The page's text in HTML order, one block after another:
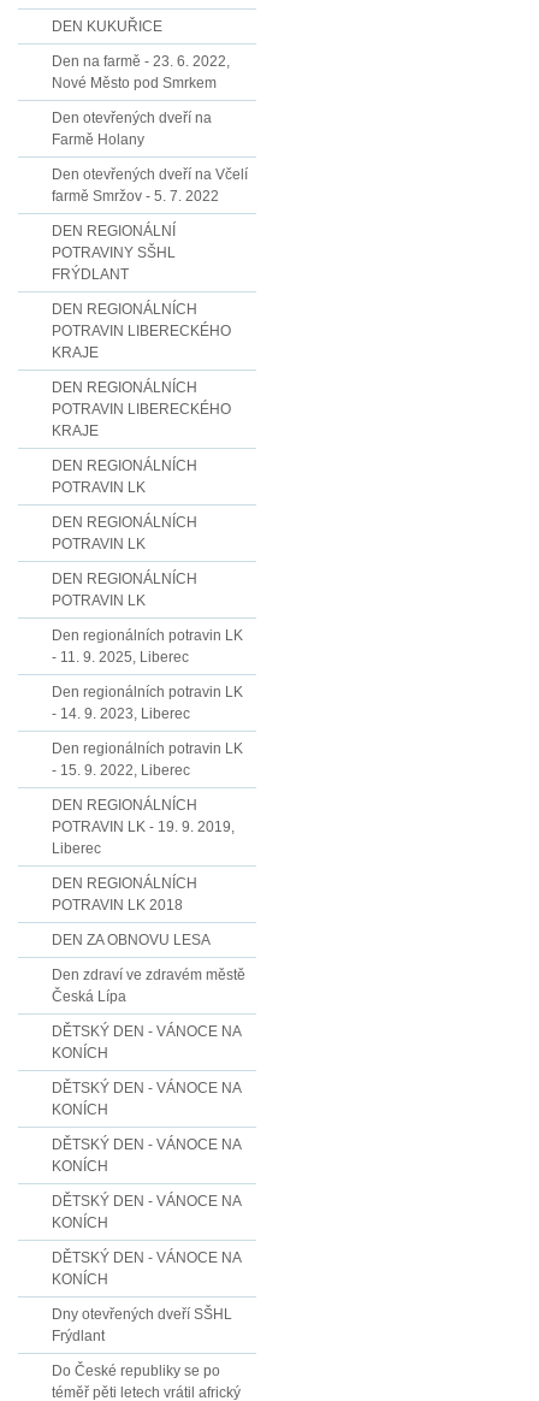
DEN KUKUŘICE
Den na farmě - 23. 6. 2022,
Nové Město pod Smrkem
Den otevřených dveří na
Farmě Holany
Den otevřených dveří na Včelí
farmě Smržov - 5. 7. 2022
DEN REGIONÁLNÍ
POTRAVINY SŠHL
FRÝDLANT
DEN REGIONÁLNÍCH
POTRAVIN LIBERECKÉHO
KRAJE
DEN REGIONÁLNÍCH
POTRAVIN LIBERECKÉHO
KRAJE
DEN REGIONÁLNÍCH
POTRAVIN LK
DEN REGIONÁLNÍCH
POTRAVIN LK
DEN REGIONÁLNÍCH
POTRAVIN LK
Den regionálních potravin LK
- 11. 9. 2025, Liberec
Den regionálních potravin LK
- 14. 9. 2023, Liberec
Den regionálních potravin LK
- 15. 9. 2022, Liberec
DEN REGIONÁLNÍCH
POTRAVIN LK - 19. 9. 2019,
Liberec
DEN REGIONÁLNÍCH
POTRAVIN LK 2018
DEN ZA OBNOVU LESA
Den zdraví ve zdravém městě
Česká Lípa
DĚTSKÝ DEN - VÁNOCE NA
KONÍCH
DĚTSKÝ DEN - VÁNOCE NA
KONÍCH
DĚTSKÝ DEN - VÁNOCE NA
KONÍCH
DĚTSKÝ DEN - VÁNOCE NA
KONÍCH
DĚTSKÝ DEN - VÁNOCE NA
KONÍCH
Dny otevřených dveří SŠHL
Frýdlant
Do České republiky se po
téměř pěti letech vrátil africký